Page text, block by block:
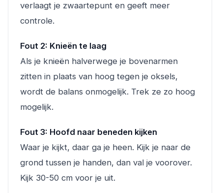
verlaagt je zwaartepunt en geeft meer
controle.
Fout 2: Knieën te laag
Als je knieën halverwege je bovenarmen
zitten in plaats van hoog tegen je oksels,
wordt de balans onmogelijk. Trek ze zo hoog
mogelijk.
Fout 3: Hoofd naar beneden kijken
Waar je kijkt, daar ga je heen. Kijk je naar de
grond tussen je handen, dan val je voorover.
Kijk 30-50 cm voor je uit.